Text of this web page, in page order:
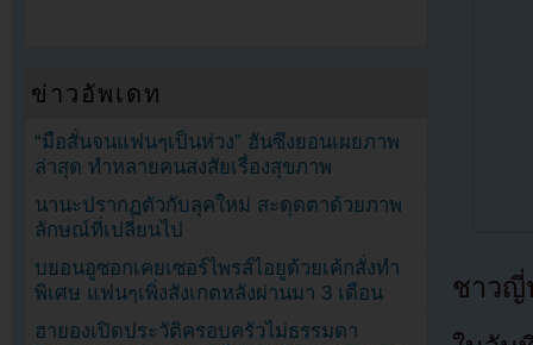
ชาวญี่
ข่าวอัพเดท
“มือสั่นจนแฟนๆเป็นห่วง” ฮันซึงยอนเผยภาพ
ล่าสุด ทำหลายคนสงสัยเรื่องสุขภาพ
นานะปรากฏตัวกับลุคใหม่ สะดุดตาด้วยภาพ
ลักษณ์ที่เปลี่ยนไป
บยอนอูซอกเคยเซอร์ไพรส์ไอยูด้วยเค้กสั่งทำ
พิเศษ แฟนๆเพิ่งสังเกตหลังผ่านมา 3 เดือน
ฮายองเปิดประวัติครอบครัวไม่ธรรมดา